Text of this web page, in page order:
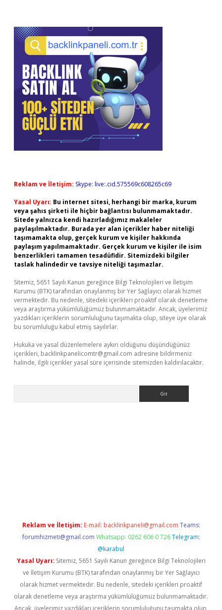
Reklam ve İletişim: Skype: live:.cid.575569c608265c69
Yasal Uyarı: Bu internet sitesi, herhangi bir marka, kurum
veya şahıs şirketi ile hiçbir bağlantısı bulunmamaktadır.
Sitede yalnızca kendi hazırladığımız makaleler
paylaşılmaktadır. Burada yer alan içerikler haber niteliği
taşımamakta olup, gerçek kurum ve kişiler hakkında
paylaşım yapılmamaktadır. Gerçek kurum ve kişiler ile isim
benzerlikleri tamamen tesadüfidir. Sitemizdeki bilgiler
taslak halindedir ve tavsiye niteliği taşımazlar.
Sitemiz, 5651 Sayılı Kanun gereğince Bilgi Teknolojileri ve İletişim
Kurumu (BTK) tarafından onaylanmış bir Yer Sağlayıcı olarak hizmet
vermektedir. Bu nedenle, sitedeki içerikleri proaktif olarak denetleme
veya araştırma yükümlülüğümüz bulunmamaktadır. Ancak, üyelerimiz
yazdıkları içeriklerin sorumluluğunu taşımakta olup, siteye üye olarak
bu sorumluluğu kabul etmiş sayılırlar.
Hukuka ve yasal düzenlemelere aykırı olduğunu düşündüğünüz
içerikleri, backlinkpanelicomtr@gmail.com adresine bildirmeniz
halinde, ilgili içerikler yasal süre içerisinde sitemizden kaldırılacaktır.
Reklam ve İletişim: E-mail: backlinkpaneli@gmail.com Teams:
forumhizmeti@gmail.com Whatsapp: 0262 606 0 726 Telegram:
@karabul
Yasal Uyarı: Sitemiz, 5651 Sayılı Kanun gereğince Bilgi Teknolojileri
ve İletişim Kurumu (BTK) tarafından onaylanmış bir Yer Sağlayıcı
olarak hizmet vermektedir. Bu nedenle, sitedeki içerikleri proaktif
olarak denetleme veya araştırma yükümlülüğümüz bulunmamaktadır.
Ancak, üyelerimiz yazdıkları içeriklerin sorumluluğunu taşımakta olup,